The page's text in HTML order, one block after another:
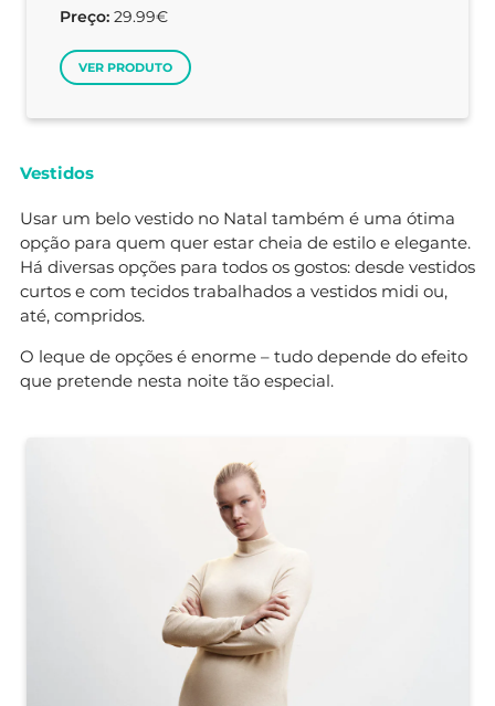
Preço: 29.99€
VER PRODUTO
Vestidos
Usar um belo vestido no Natal também é uma ótima
opção para quem quer estar cheia de estilo e elegante.
Há diversas opções para todos os gostos: desde vestidos
curtos e com tecidos trabalhados a vestidos midi ou,
até, compridos.
O leque de opções é enorme – tudo depende do efeito
que pretende nesta noite tão especial.